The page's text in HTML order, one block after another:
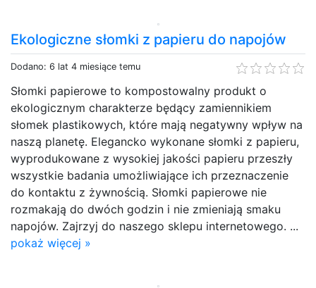
Ekologiczne słomki z papieru do napojów
Dodano: 6 lat 4 miesiące temu
Słomki papierowe to kompostowalny produkt o
ekologicznym charakterze będący zamiennikiem
słomek plastikowych, które mają negatywny wpływ na
naszą planetę. Elegancko wykonane słomki z papieru,
wyprodukowane z wysokiej jakości papieru przeszły
wszystkie badania umożliwiające ich przeznaczenie
do kontaktu z żywnością. Słomki papierowe nie
rozmakają do dwóch godzin i nie zmieniają smaku
napojów. Zajrzyj do naszego sklepu internetowego. ...
pokaż więcej »